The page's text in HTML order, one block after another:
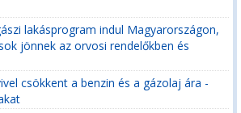
lakásprogram indul Magyarországon,
jönnek az orvosi rendelőkben és
csökkent a benzin és a gázolaj ára -